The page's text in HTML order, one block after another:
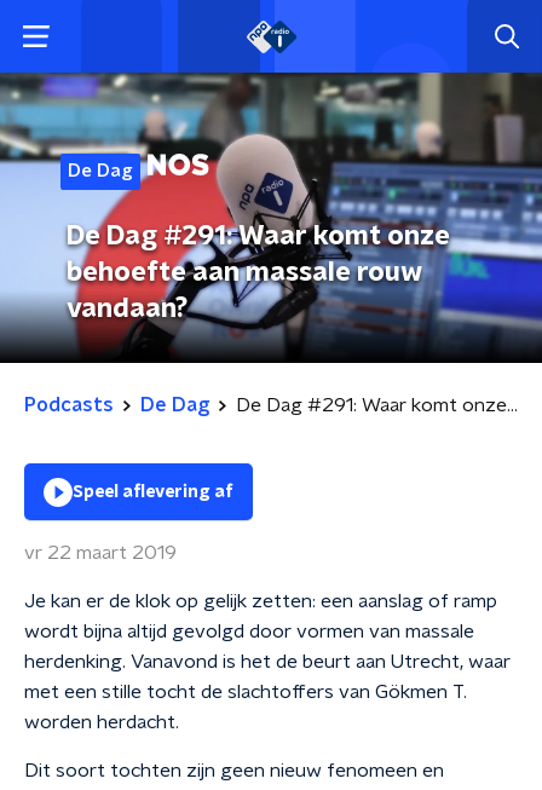
De Dag
De Dag #291: Waar komt onze
behoefte aan massale rouw
vandaan?
Podcasts De Dag De Dag #291: Waar komt onze behoefte aan massale rouw vandaan?
Speel aflevering af
vr 22 maart 2019
Je kan er de klok op gelijk zetten: een aanslag of ramp
wordt bijna altijd gevolgd door vormen van massale
herdenking. Vanavond is het de beurt aan Utrecht, waar
met een stille tocht de slachtoffers van Gökmen T.
worden herdacht.
Dit soort tochten zijn geen nieuw fenomeen en